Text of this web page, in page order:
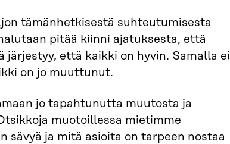
tämänhetkisestä suhteutumisesta
pitää kiinni ajatuksesta, että
että kaikki on hyvin. Samalla ei
on jo muuttunut.
jo tapahtunutta muutosta ja
muotoillessa mietimme
sävyä ja mitä asioita on tarpeen nostaa